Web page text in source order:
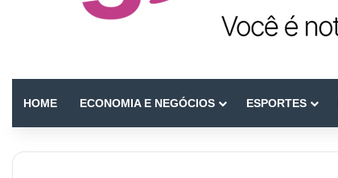
HOME ECONOMIA E NEGÓCIOS ESPORTES